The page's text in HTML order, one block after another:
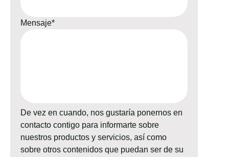
Mensaje*
De vez en cuando, nos gustaría ponernos en
contacto contigo para informarte sobre
nuestros productos y servicios, así como
sobre otros contenidos que puedan ser de su